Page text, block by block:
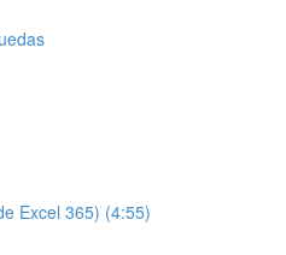
Excel 365) (4:55)